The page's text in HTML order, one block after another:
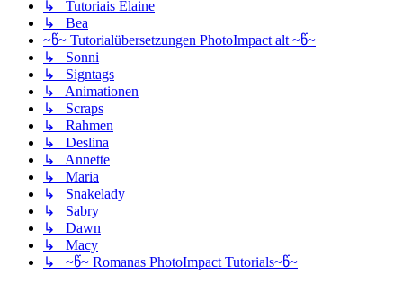
↳ Tutoriais Elaine
↳ Bea
~წ~ Tutorialübersetzungen PhotoImpact alt ~წ~
↳ Sonni
↳ Signtags
↳ Animationen
↳ Scraps
↳ Rahmen
↳ Deslina
↳ Annette
↳ Maria
↳ Snakelady
↳ Sabry
↳ Dawn
↳ Macy
↳ ~წ~ Romanas PhotoImpact Tutorials~წ~